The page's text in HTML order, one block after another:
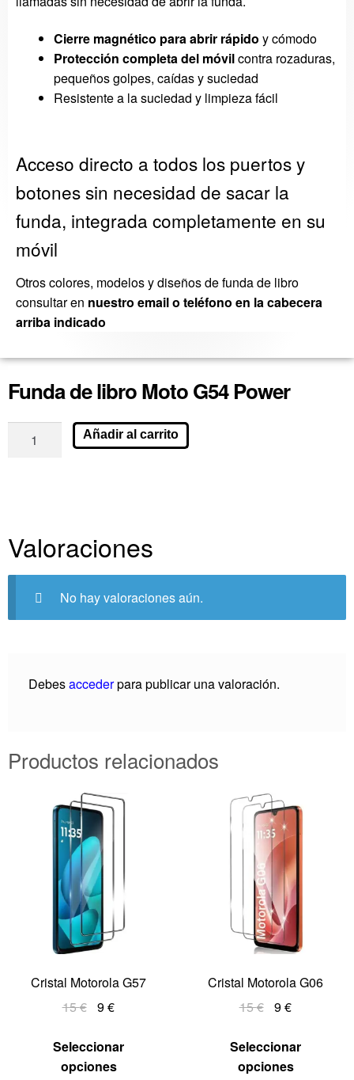
Cierre magnético para abrir rápido y cómodo
Protección completa del móvilcontra rozaduras,
pequeños golpes, caídas y suciedad
Resistente a la suciedad y limpieza fácil
Acceso directo a todos los puertos y
botones sin necesidad de sacar la
funda, integrada completamente en su
móvil
Otros colores, modelos y diseños de funda de libro
consultar en nuestro email o teléfono en la cabecera
arriba indicado
Funda de libro Moto G54 Power
Añadir al carrito
Valoraciones
No hay valoraciones aún.
Debesaccederpara publicar una valoración.
Productos relacionados
Cristal Motorola G57
15€ 9€
Seleccionar
opciones
Cristal Motorola G06
15€ 9€
Seleccionar
opciones